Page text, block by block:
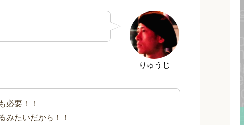
りゅうじ
必要！！
みたいだから！！